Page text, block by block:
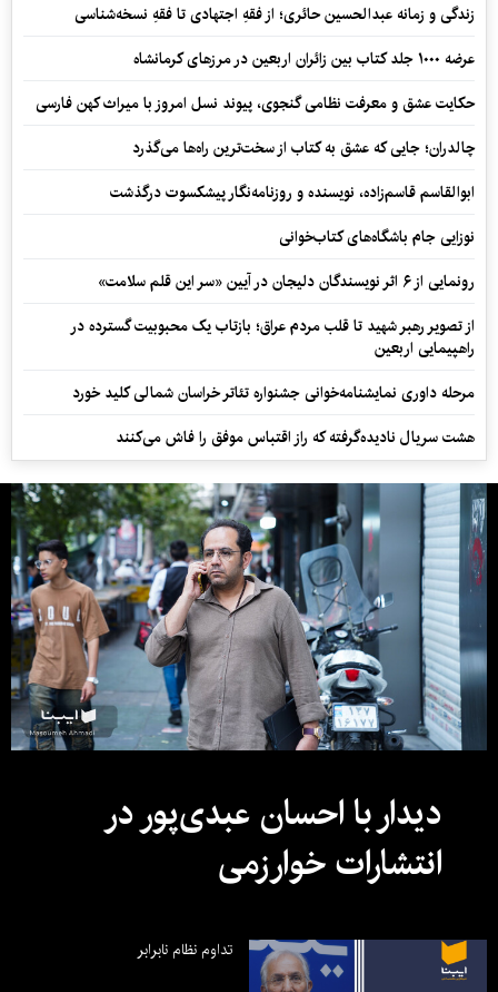
زندگی و زمانه عبدالحسین حائری؛ از فقهِ اجتهادی تا فقهِ نسخه‌شناسی
عرضه ۱۰۰۰ جلد کتاب بین زائران اربعین در مرزهای کرمانشاه
حکایت عشق و معرفت نظامی گنجوی، پیوند نسل امروز با میراث کهن فارسی
چالدران؛ جایی که عشق به کتاب از سخت‌ترین راه‌ها می‌گذرد
ابوالقاسم قاسم‌زاده، نویسنده و روزنامه‌نگار پیشکسوت درگذشت
نوزایی جام باشگاه‌های کتاب‌خوانی
رونمایی از ۶ اثر نویسندگان دلیجان در آیین «سر این قلم سلامت»
از تصویر رهبر شهید تا قلب مردم عراق؛ بازتاب یک محبوبیت گسترده در
راهپیمایی اربعین
مرحله داوری نمایشنامه‌خوانی جشنواره تئاتر خراسان شمالی کلید خورد
هشت سریال نادیده‌گرفته که راز اقتباس موفق را فاش می‌کنند
دیدار با احسان عبدی‌پور در
انتشارات خوارزمی
تداوم نظام نابرابر